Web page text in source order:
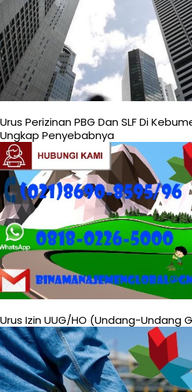
Urus Perizinan PBG Dan SLF Di
Ungkap Penyebabnya
Urus Izin UUG/HO (Undang-Undang